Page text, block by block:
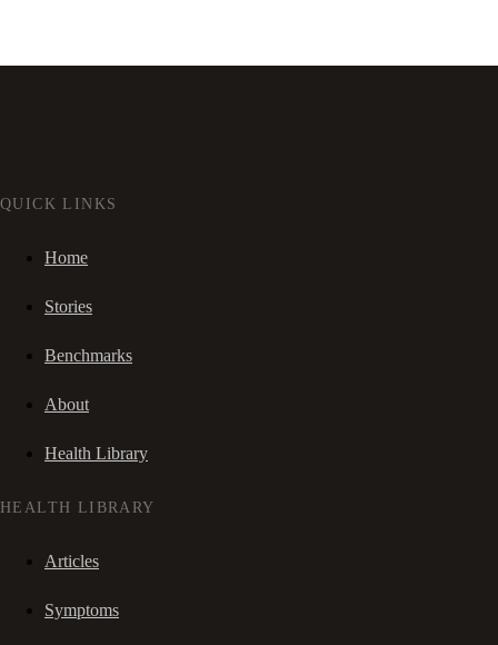
QUICK LINKS
Home
Stories
Benchmarks
About
Health Library
HEALTH LIBRARY
Articles
Symptoms